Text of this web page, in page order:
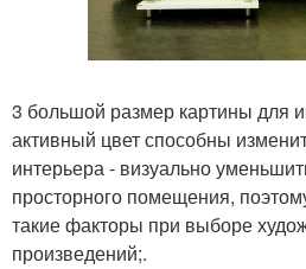
3 большой размер картины для
активный цвет способны
интерьера - визуально
просторного помещения,
такие факторы при выборе
произведений;.